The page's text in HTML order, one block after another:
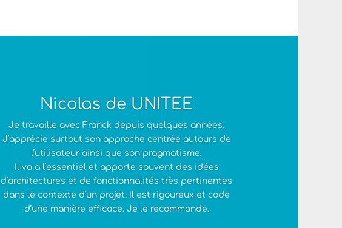
Nicolas de UNITEE
Je travaille avec Franck depuis quelques années.
J’apprécie surtout son approche centrée autours de
l’utilisateur ainsi que son pragmatisme.
Il va a l’essentiel et apporte souvent des idées
d’architectures et de fonctionnalités très pertinentes
dans le contexte d’un projet. Il est rigoureux et code
d’une manière efficace. Je le recommande.